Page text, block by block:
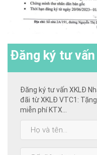
Đăng ký tư
Đăng ký tư vấn XKLĐ
đãi từ XKLĐ VTC1:
miễn phí KTX...